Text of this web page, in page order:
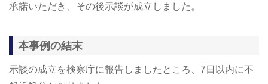
承諾いただき、その後示談が成立しました。
本事例の結末
示談の成立を検察庁に報告しましたところ、7日以内に不